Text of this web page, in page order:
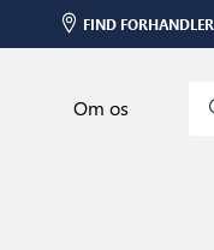
FIND FORHANDLER
Om os